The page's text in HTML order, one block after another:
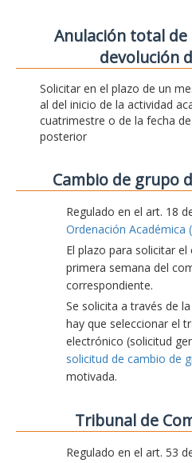
Anulación total
devolución
Solicitar en el plazo de un
al del inicio de la actividad
cuatrimestre o de la fecha
posterior
Cambio de grupo
Regulado en el art. 18
Ordenación Académica
El plazo para solicitar
primera semana del
correspondiente.
Se solicita a través de
hay que seleccionar el
electrónico (solicitud
solicitud de cambio de
motivada.
Tribunal de
Regulado en el art. 53